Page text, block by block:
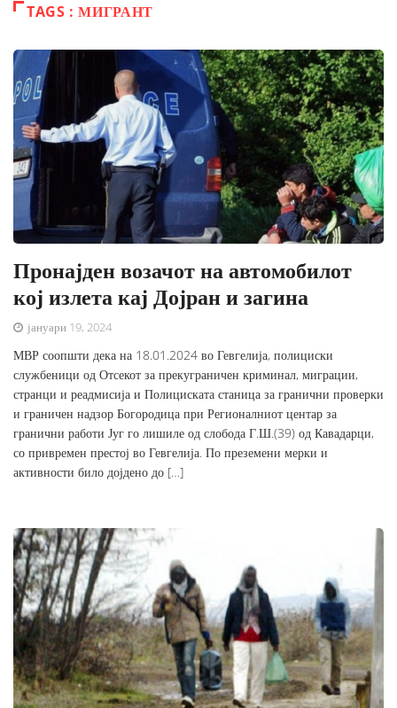
TAGS : МИГРАНТ
Пронајден возачот на автомобилот
кој излета кај Дојран и загина
јануари 19, 2024
МВР соопшти дека на 18.01.2024 во Гевгелија, полициски
службеници од Отсекот за прекуграничен криминал, миграции,
странци и реадмисија и Полициската станица за гранични проверки
и граничен надзор Богородица при Регионалниот центар за
гранични работи Југ го лишиле од слобода Г.Ш.(39) од Кавадарци,
со привремен престој во Гевгелија. По преземени мерки и
активности било дојдено до […]